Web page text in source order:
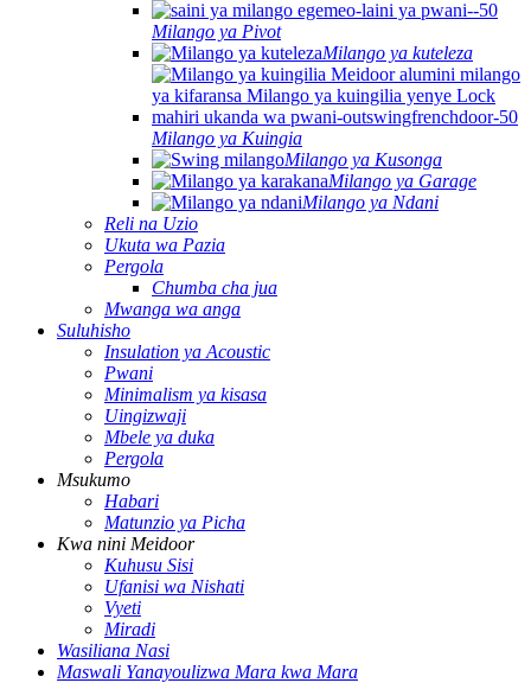
Milango ya Pivot
Milango ya kuteleza
Milango ya Kuingia
Milango ya Kusonga
Milango ya Garage
Milango ya Ndani
Reli na Uzio
Ukuta wa Pazia
Pergola
Chumba cha jua
Mwanga wa anga
Suluhisho
Insulation ya Acoustic
Pwani
Minimalism ya kisasa
Uingizwaji
Mbele ya duka
Pergola
Msukumo
Habari
Matunzio ya Picha
Kwa nini Meidoor
Kuhusu Sisi
Ufanisi wa Nishati
Vyeti
Miradi
Wasiliana Nasi
Maswali Yanayoulizwa Mara kwa Mara